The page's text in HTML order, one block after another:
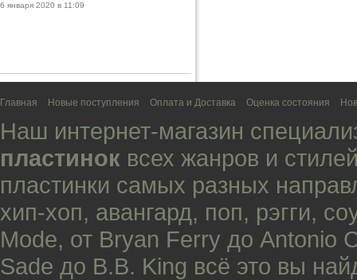
6 января 2020 в 11:09
Главная Новые поступления Оплата и Доставка Оценка состояния
Наш интернет-магазин
пластинок всех жанров и
пластинки самых разных
хип-хоп, авангард, поп, рэгги,
Mode, от Bryan Ferry до Antonio
Sade до B.B. King всё это вы